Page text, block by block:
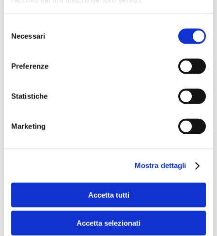
delNecessari
Preferenze
Statistiche
Marketing
Mostra dettagli
Accetta tutti
Accetta selezionati
I musei in questo contesto assumono un peso
sostanziale, come
centri di welfare culturalesul
Banche e fondazioni bancarie, anche attraverso ilFestival
"è cultura!"
Associazione bancaria
musei e centri culturali. Lavorano per l'economia, ma c'è
un aspetto tutto da leggere anche per quanto riguarda il